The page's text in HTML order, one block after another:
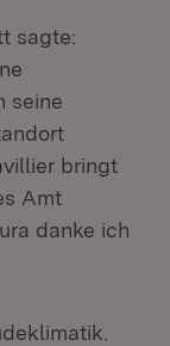
sagte:
seine
bringt
Amt
danke ich